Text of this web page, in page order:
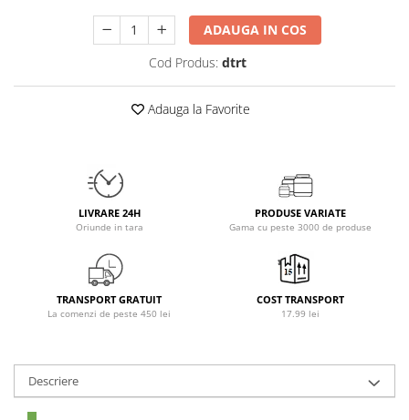
PerfectShaker
Power System
Raw Nutrition
Rich Piana 5% Nutrition
Smart Shake
Swanson
ADAUGA IN COS
Cod Produs: dtrt
Adauga la Favorite
LIVRARE 24H
Oriunde in tara
PRODUSE VARIATE
Gama cu peste 3000 de produse
TRANSPORT GRATUIT
La comenzi de peste 450 lei
COST TRANSPORT
17.99 lei
Descriere